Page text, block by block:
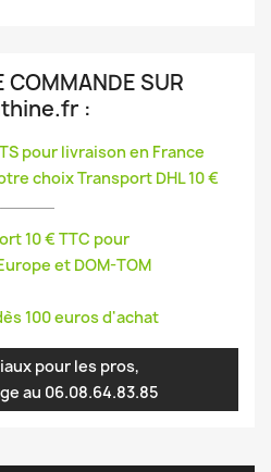
COMMANDE SUR
:
pour livraison en France
choix Transport DHL 10 €
10 € TTC pour
et DOM-TOM
100 euros d'achat
pour les pros,
au 06.08.64.83.85